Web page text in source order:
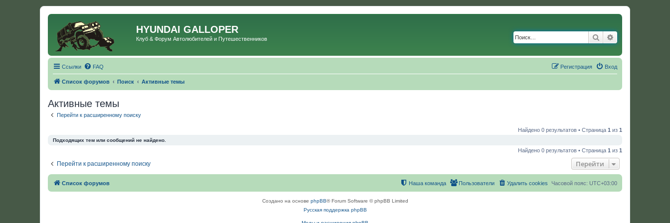
HYUNDAI GALLOPER
Клуб & Форум Автолюбителей и Путешественников Поиск
Ссылки FAQ Вход
Регистрация
Список форумов Поиск Активные темы
Активные темы
Перейти к расширенному поиску
Найдено 0 результатов • Страница 1 из 1
Подходящих тем или сообщений не найдено.
Найдено 0 результатов • Страница 1 из 1
Перейти к расширенному поиску Перейти
Список форумов Часовой пояс: UTC+03:00
Удалить cookies
Пользователи
Наша команда
Создано на основе phpBB® Forum Software © phpBB Limited
Русская поддержка phpBB